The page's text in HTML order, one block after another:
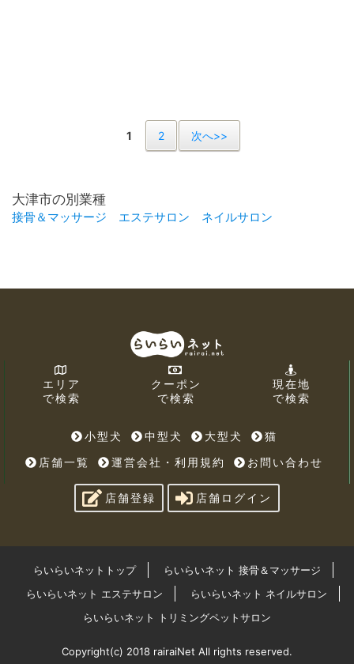
1 2 次へ>>
大津市の別業種
接骨＆マッサージ エステサロン ネイルサロン
エリア
で検索
クーポン
で検索
現在地
で検索
小型犬 中型犬 大型犬
猫
店舗一覧
運営会社・利用規約 お問い合わせ
店舗登録 店舗ログイン
らいらいネットトップ
らいらいネット 接骨＆マッサージ
らいらいネット エステサロン
らいらいネット ネイルサロン
らいらいネット トリミングペットサロン
Copyright(c) 2018 rairaiNet All rights reserved.